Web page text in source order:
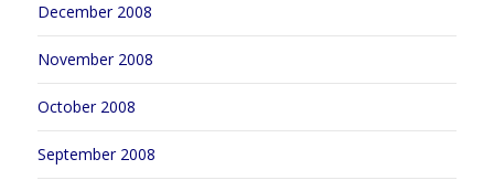
December 2008
November 2008
October 2008
September 2008